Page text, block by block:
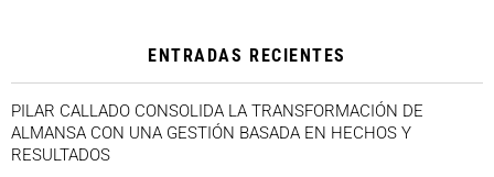
ENTRADAS RECIENTES
PILAR CALLADO CONSOLIDA LA TRANSFORMACIÓN DE
ALMANSA CON UNA GESTIÓN BASADA EN HECHOS Y
RESULTADOS